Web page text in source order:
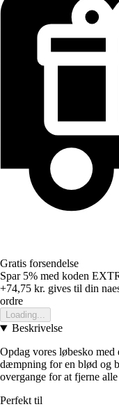
Gratis forsendelse
Spar 5% med koden
+74,75 kr. gives til din
ordre
Loading...
Beskrivelse
Opdag vores løbesko
dæmpning for en blød og
overgange for at fjerne
Perfekt til